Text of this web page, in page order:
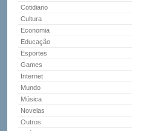
Cotidiano
Cultura
Economia
Educação
Esportes
Games
Internet
Mundo
Música
Novelas
Outros